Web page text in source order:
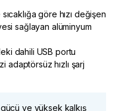
göre hızı değişen
sağlayan alüminyum
dahili USB portu
hızlı şarj
ve yüksek kalkış